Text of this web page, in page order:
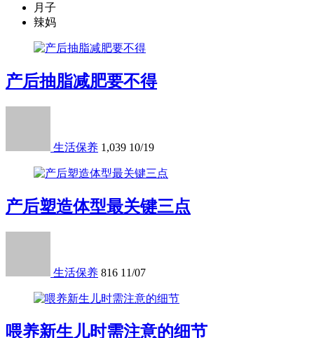
月子
辣妈
产后抽脂减肥要不得
生活保养 1,039 10/19
产后塑造体型最关键三点
生活保养 816 11/07
喂养新生儿时需注意的细节